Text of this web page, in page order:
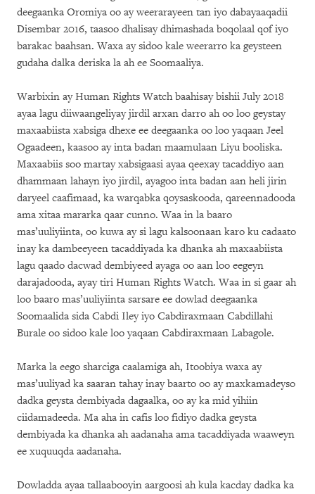
deegaanka Oromiya oo ay weerarayeen tan iyo dabayaaqadii
Disembar 2016, taasoo dhalisay dhimashada boqolaal qof iyo
barakac baahsan. Waxa ay sidoo kale weerarro ka geysteen
gudaha dalka deriska la ah ee Soomaaliya.
Warbixin ay Human Rights Watch baahisay bishii July 2018
ayaa lagu diiwaangeliyay jirdil arxan darro ah oo loo geystay
maxaabiista xabsiga dhexe ee deegaanka oo loo yaqaan Jeel
Ogaadeen, kaasoo ay inta badan maamulaan Liyu booliska.
Maxaabiis soo martay xabsigaasi ayaa qeexay tacaddiyo aan
dhammaan lahayn iyo jirdil, ayagoo inta badan aan heli jirin
daryeel caafimaad, ka warqabka qoysaskooda, qareennadooda
ama xitaa mararka qaar cunno. Waa in la baaro
mas’uuliyiinta, oo kuwa ay si lagu kalsoonaan karo ku cadaato
inay ka dambeeyeen tacaddiyada ka dhanka ah maxaabiista
lagu qaado dacwad dembiyeed ayaga oo aan loo eegeyn
darajadooda, ayay tiri Human Rights Watch. Waa in si gaar ah
loo baaro mas’uuliyiinta sarsare ee dowlad deegaanka
Soomaalida sida Cabdi Iley iyo Cabdiraxmaan Cabdillahi
Burale oo sidoo kale loo yaqaan Cabdiraxmaan Labagole.
Marka la eego sharciga caalamiga ah, Itoobiya waxa ay
mas’uuliyad ka saaran tahay inay baarto oo ay maxkamadeyso
dadka geysta dembiyada dagaalka, oo ay ka mid yihiin
ciidamadeeda. Ma aha in cafis loo fidiyo dadka geysta
dembiyada ka dhanka ah aadanaha ama tacaddiyada waaweyn
ee xuquuqda aadanaha.
Dowladda ayaa tallaabooyin aargoosi ah kula kacday dadka ka